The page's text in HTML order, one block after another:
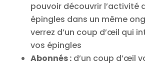
pouvoir découvrir l’activité
épingles dans un même
verrez d’un coup d’œil qui
vos épingles
Abonnés :d’un coup d’œil